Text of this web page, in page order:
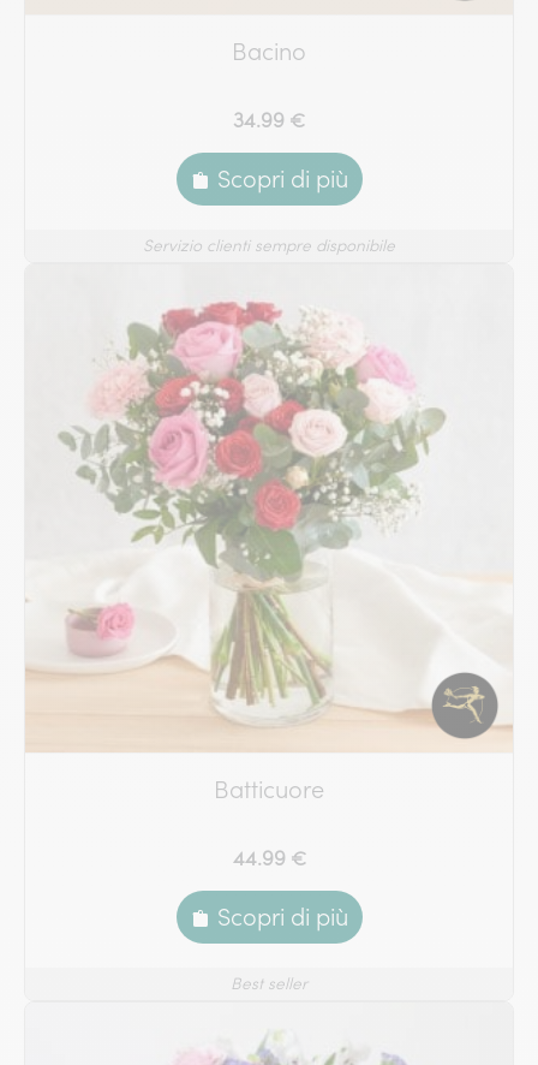
Bacino
34.99 €
Scopri di più
Servizio clienti sempre disponibile
Batticuore
44.99 €
Scopri di più
Best seller